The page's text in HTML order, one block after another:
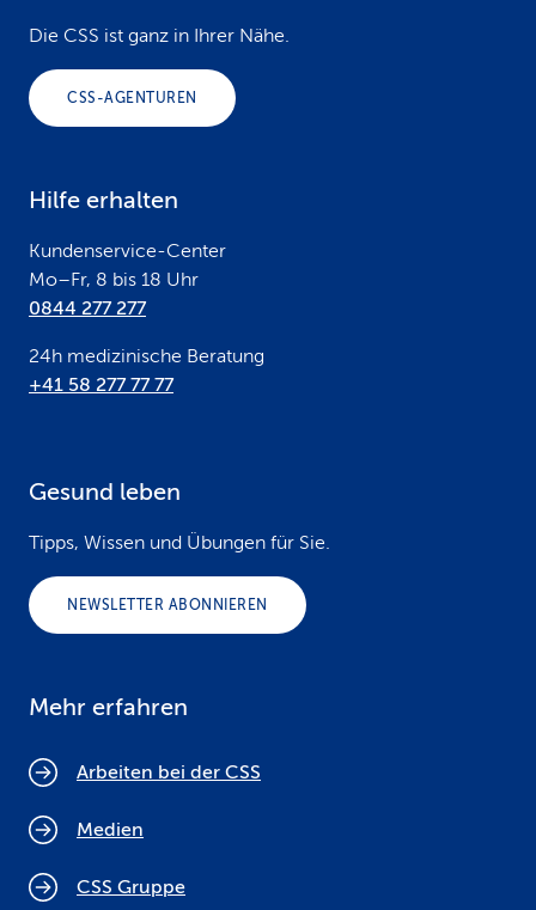
Die CSS ist ganz in Ihrer Nähe.
CSS-AGENTUREN
Hilfe erhalten
Kundenservice-Center
Mo–Fr, 8 bis 18 Uhr
0844 277 277
24h medizinische Beratung
+41 58 277 77 77
Gesund leben
Tipps, Wissen und Übungen für Sie.
NEWSLETTER ABONNIEREN
Mehr erfahren
Arbeiten bei der CSS
Medien
CSS Gruppe